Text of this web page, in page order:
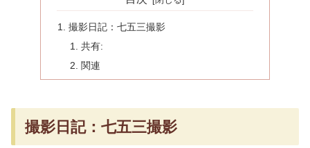
撮影日記：七五三撮影
共有:
関連
撮影日記：七五三撮影